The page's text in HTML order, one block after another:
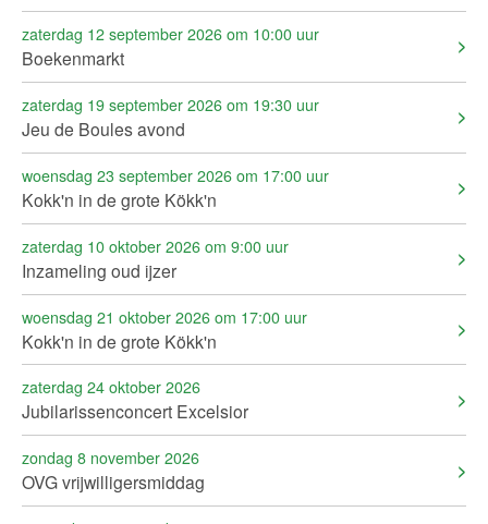
zaterdag 12 september 2026 om 10:00 uur
Boekenmarkt
zaterdag 19 september 2026 om 19:30 uur
Jeu de Boules avond
woensdag 23 september 2026 om 17:00 uur
Kokk'n in de grote Kökk'n
zaterdag 10 oktober 2026 om 9:00 uur
Inzameling oud ijzer
woensdag 21 oktober 2026 om 17:00 uur
Kokk'n in de grote Kökk'n
zaterdag 24 oktober 2026
Jubilarissenconcert Excelsior
zondag 8 november 2026
OVG vrijwilligersmiddag